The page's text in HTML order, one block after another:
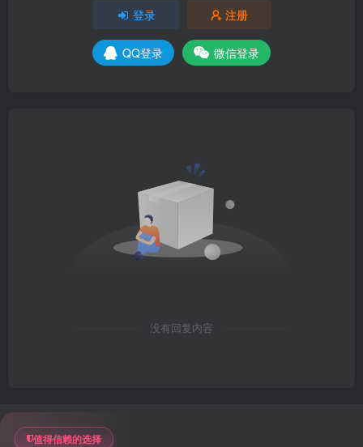
登录 注册
QQ登录 微信登录
没有回复内容
值得信赖的选择